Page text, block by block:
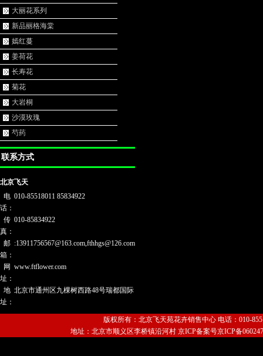
大丽花系列
新品丽格海棠
嫣红蔓
姜荷花
长寿花
菊花
大岩桐
沙漠玫瑰
芍药
联系方式
北京飞天
电
话：
010-85518011 85834922
传
真：
010-85834922
邮
箱：
:13911756567@163.com,fthhgs@126.com
网
址：
www.ftflower.com
地
址：
北京市通州区九棵树西路48号瑞都国际
版权所有：北京飞天苑花卉销售中心 电话：010-
地址：北京市顺义区李桥镇沿河村 京ICP备案号京ICP备